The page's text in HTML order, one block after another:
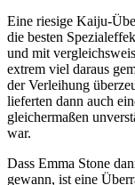
Eine riesige Kaiju-
die besten
und mit
extrem viel daraus
der Verleihung
lieferten dann auch
gleichermaßen
war.
Dass Emma Stone
gewann, ist eine